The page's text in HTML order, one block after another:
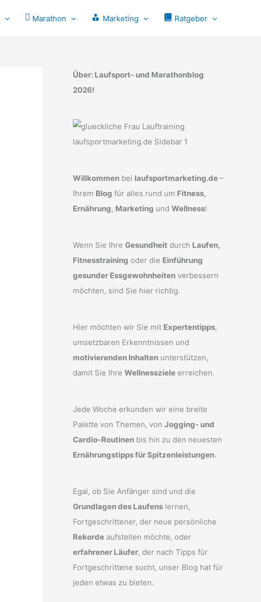
Marathon Marketing Ratgeber
Über: Laufsport- und Marathonblog
2026!
Willkommen bei laufsportmarketing.de–
Ihrem Blog für alles rund um Fitness,
Ernährung, Marketing und Wellness!
Wenn Sie Ihre Gesundheit durch Laufen,
Fitnesstraining oder die Einführung
gesunder Essgewohnheiten verbessern
möchten, sind Sie hier richtig.
Hier möchten wir Sie mit Expertentipps,
umsetzbaren Erkenntnissen und
motivierenden Inhalten unterstützen,
damit Sie Ihre Wellnessziele erreichen.
Jede Woche erkunden wir eine breite
Palette von Themen, von Jogging- und
Cardio-Routinen bis hin zu den neuesten
Ernährungstipps für Spitzenleistungen.
Egal, ob Sie Anfänger sind und die
Grundlagen des Laufens lernen,
Fortgeschrittener, der neue persönliche
Rekorde aufstellen möchte, oder
erfahrener Läufer, der nach Tipps für
Fortgeschrittene sucht, unser Blog hat für
jeden etwas zu bieten.